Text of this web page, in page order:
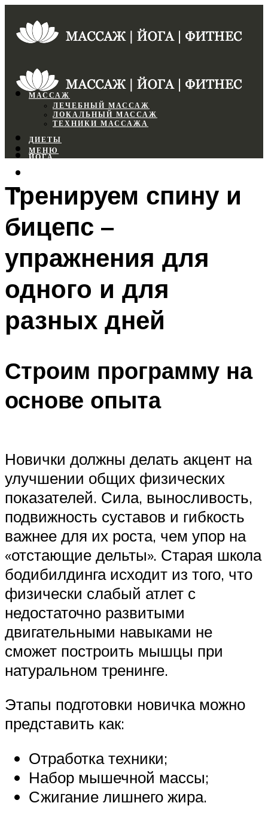
МАССАЖ
ЛЕЧЕБНЫЙ МАССАЖ
ЛОКАЛЬНЫЙ МАССАЖ
ТЕХНИКИ МАССАЖА
ДИЕТЫ
ЙОГА
ФИТНЕС
МЕНЮ
МЕНЮ
Тренируем спину и
бицепс –
упражнения для
одного и для
разных дней
Строим программу на
основе опыта
Новички должны делать акцент на
улучшении общих физических
показателей. Сила, выносливость,
подвижность суставов и гибкость
важнее для их роста, чем упор на
«отстающие дельты». Старая школа
бодибилдинга исходит из того, что
физически слабый атлет с
недостаточно развитыми
двигательными навыками не
сможет построить мышцы при
натуральном тренинге.
Этапы подготовки новичка можно
представить как:
Отработка техники;
Набор мышечной массы;
Сжигание лишнего жира.